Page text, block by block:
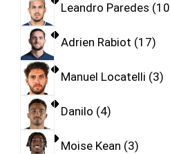
Leandro Paredes 10
Adrien Rabiot 17
Manuel Locatelli 3
Danilo 4
Moise Kean 3